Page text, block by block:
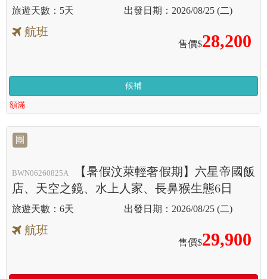
5天 2026/08/25 (二)
航班
售價$28,200
候補
額滿
團
BWN06260825A
【暑假汶萊輕奢假期】六星帝國飯
店、天空之鏡、水上人家、長鼻猴生態6日
6天 2026/08/25 (二)
航班
售價$29,900